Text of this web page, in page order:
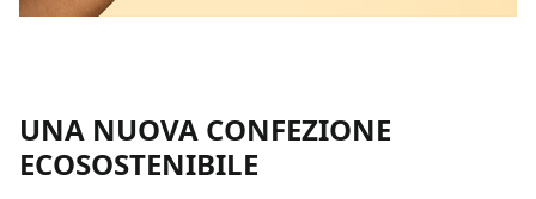
UNA NUOVA CONFEZIONE
ECOSOSTENIBILE